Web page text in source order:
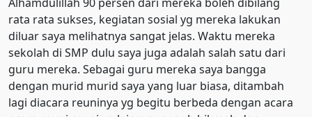
rata rata sukses, kegiatan sosial yg mereka lakukan
diluar saya melihatnya sangat jelas. Waktu mereka
sekolah di SMP dulu saya juga adalah salah satu dari
guru mereka. Sebagai guru mereka saya bangga
dengan murid murid saya yang luar biasa, ditambah
lagi diacara reuninya yg begitu berbeda dengan acara